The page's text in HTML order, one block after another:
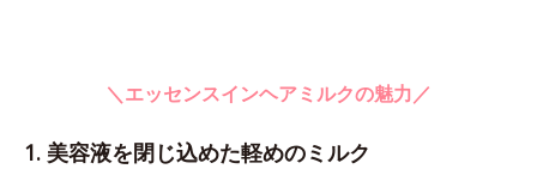
＼エッセンスインヘアミルクの魅力／
1. 美容液を閉じ込めた軽めのミルク